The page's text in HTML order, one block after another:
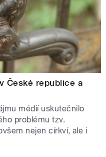
České republice a
médií uskutečnilo
problému tzv.
nejen církví, ale i